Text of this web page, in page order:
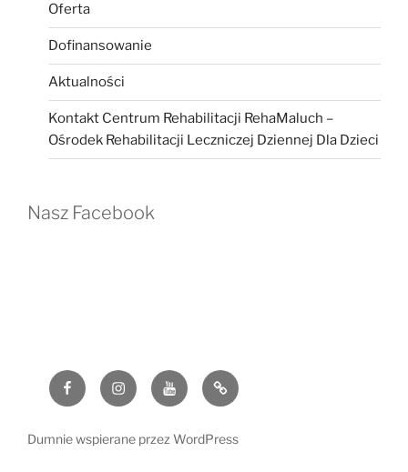
Oferta
Dofinansowanie
Aktualności
Kontakt Centrum Rehabilitacji RehaMaluch –
Ośrodek Rehabilitacji Leczniczej Dziennej Dla Dzieci
Nasz Facebook
FacebookInstagramYouTube
G
Dumnie wspierane przez WordPress